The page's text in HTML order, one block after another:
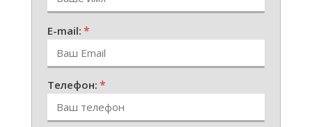
E-mail: *
Телефон: *